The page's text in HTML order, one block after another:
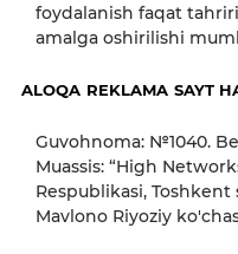
foydalanish faqat
amalga oshirilishi
ALOQA REKLAMA SAYT
Guvohnoma: №1040.
Muassis: “High
Respublikasi,
Mavlono Riyoziy